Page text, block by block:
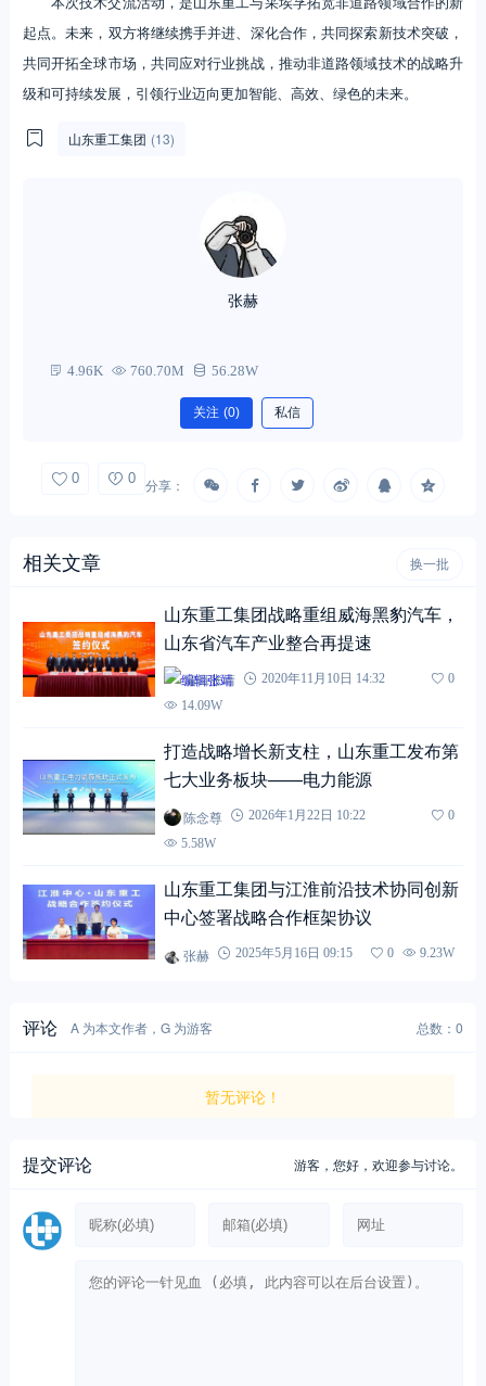
起点。未来，双方将继续携手并进、深化合作，共同探索新技术突破，
共同开拓全球市场，共同应对行业挑战，推动非道路领域技术的战略升
级和可持续发展，引领行业迈向更加智能、高效、绿色的未来。
山东重工集团 (13)
张赫
4.96K 760.70M 56.28W
关注 (0) 私信
0 0 分享：
相关文章 换一批
山东重工集团战略重组威海黑豹汽车，
山东省汽车产业整合再提速
编辑张靖 2020年11月10日 14:32
0
14.09W
打造战略增长新支柱，山东重工发布第
七大业务板块——电力能源
陈念尊 2026年1月22日 10:22
0
5.58W
山东重工集团与江淮前沿技术协同创新
中心签署战略合作框架协议
张赫 2025年5月16日 09:15 0 9.23W
评论 A 为本文作者，G 为游客 总数：0
暂无评论！
提交评论 游客，您好，欢迎参与讨论。